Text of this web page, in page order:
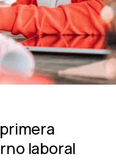
laboral